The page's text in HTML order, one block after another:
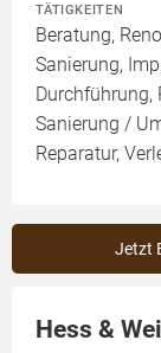
TÄTIGKEITEN
Beratung,
Sanierung,
Durchführung,
Sanierung /
Reparatur,
Jetzt
Hess &